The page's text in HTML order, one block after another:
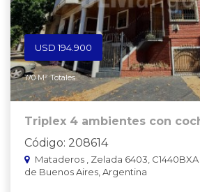
USD 194.900
170 M² Totales
Triplex 4 ambientes con
Código: 208614
Mataderos , Zelada 6403,
de Buenos Aires, Argentina